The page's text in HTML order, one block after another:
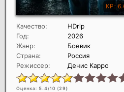
Качество:
HDrip
Год:
2026
Жанр:
Боевик
Страна:
Россия
Режиссер:
Денис Карро
Оценка: 5.4/10 (29)